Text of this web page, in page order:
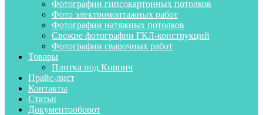
Фотографии гипсокартонных потолков
Фото электромонтажных работ
Фотографии натяжных потолков
Свежие фотографии ГКЛ-конструкций
Фотографии сварочных работ
Товары
Плитка под Кирпич
Прайс-лист
Контакты
Статьи
Документооборот